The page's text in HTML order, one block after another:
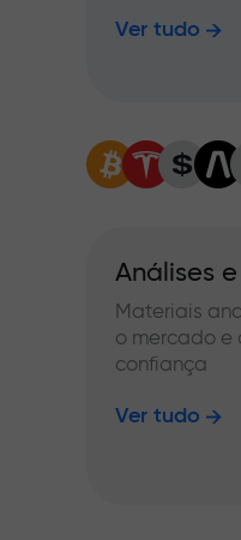
Ver tudo
Análises
Materiais
o mercado e
confiança
Ver tudo